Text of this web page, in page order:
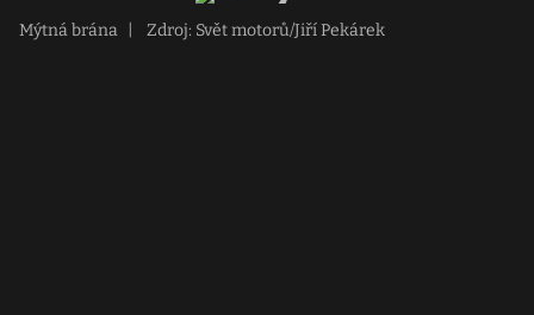
Mýtná brána Zdroj: Svět motorů/Jiří Pekárek